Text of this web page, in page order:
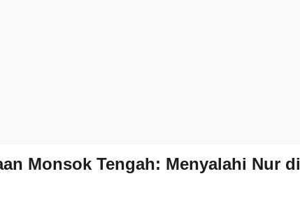
Monsok Tengah: Menyalahi Nur di